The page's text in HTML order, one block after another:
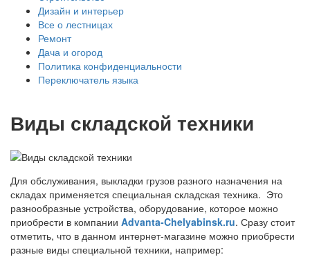
Дизайн и интерьер
Все о лестницах
Ремонт
Дача и огород
Политика конфиденциальности
Переключатель языка
Виды складской техники
Для обслуживания, выкладки грузов разного назначения на
складах применяется специальная складская техника. Это
разнообразные устройства, оборудование, которое можно
приобрести в компании Advanta-Chelyabinsk.ru. Сразу стоит
отметить, что в данном интернет-магазине можно приобрести
разные виды специальной техники, например: